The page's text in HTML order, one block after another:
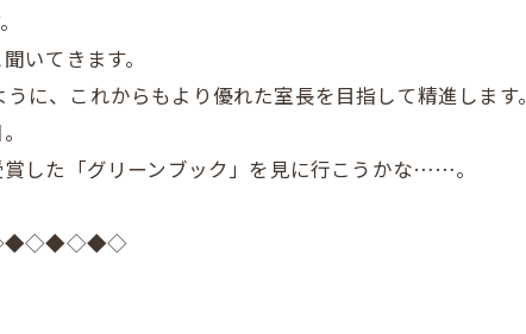
いてきます。
うに、これからもより優れた室長を目指して精進します。
した「グリーンブック」を見に行こうかな……。